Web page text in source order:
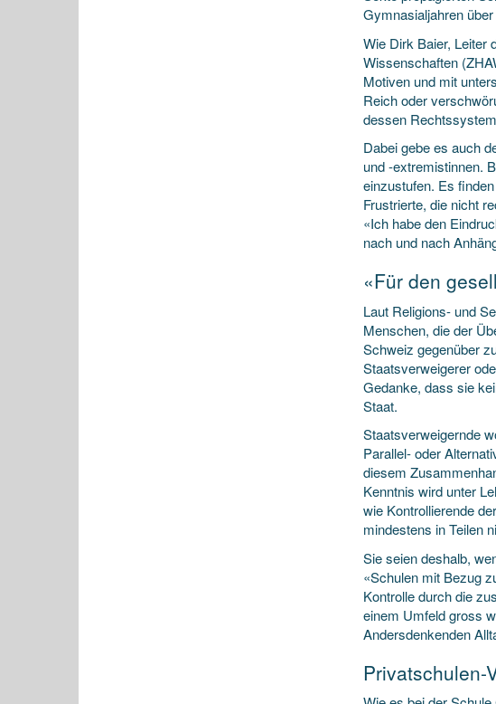
Gymnasialjahren
Wie Dirk Baier, Leiter
Wissenschaften
Motiven und mit
Reich oder
dessen
Dabei gebe es auch
und -extremistinnen.
einzustufen. Es
Frustrierte, die nicht
«Ich habe den
nach und nach
«Für den
Laut Religions- und
Menschen, die der
Schweiz gegenüber
Staatsverweigerer
Gedanke, dass sie
Staat.
Staatsverweigernde
Parallel- oder
diesem
Kenntnis wird unter
wie Kontrollierende
mindestens in Teilen
Sie seien deshalb,
«Schulen mit Bezug
Kontrolle durch die
einem Umfeld gross
Andersdenkenden
Privatschulen-